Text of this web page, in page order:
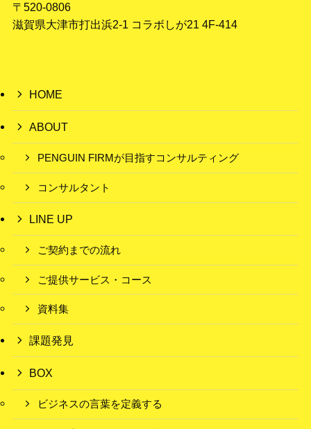
〒520-0806
滋賀県大津市打出浜2-1 コラボしが21 4F-414
HOME
ABOUT
PENGUIN FIRMが目指すコンサルティング
コンサルタント
LINE UP
ご契約までの流れ
ご提供サービス・コース
資料集
課題発見
BOX
ビジネスの言葉を定義する